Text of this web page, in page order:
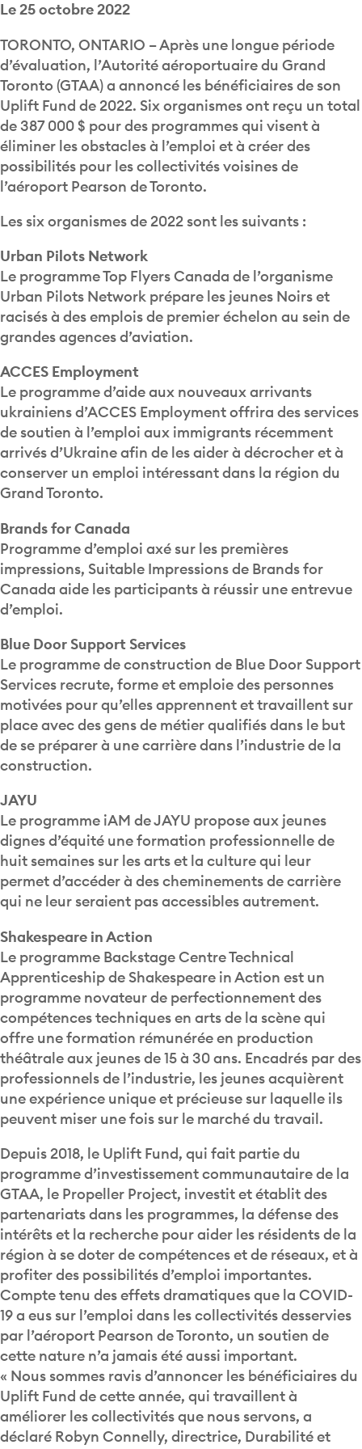
Le 25 octobre 2022
TORONTO, ONTARIO – Après une longue période
d’évaluation, l’Autorité aéroportuaire du Grand
Toronto (GTAA) a annoncé les bénéficiaires de son
Uplift Fund de 2022. Six organismes ont reçu un total
de 387 000 $ pour des programmes qui visent à
éliminer les obstacles à l’emploi et à créer des
possibilités pour les collectivités voisines de
l’aéroport Pearson de Toronto.
Les six organismes de 2022 sont les suivants :
Urban Pilots Network
Le programme Top Flyers Canada de l’organisme
Urban Pilots Network prépare les jeunes Noirs et
racisés à des emplois de premier échelon au sein de
grandes agences d’aviation.
ACCES Employment
Le programme d’aide aux nouveaux arrivants
ukrainiens d’ACCES Employment offrira des services
de soutien à l’emploi aux immigrants récemment
arrivés d’Ukraine afin de les aider à décrocher et à
conserver un emploi intéressant dans la région du
Grand Toronto.
Brands for Canada
Programme d’emploi axé sur les premières
impressions, Suitable Impressions de Brands for
Canada aide les participants à réussir une entrevue
d’emploi.
Blue Door Support Services
Le programme de construction de Blue Door Support
Services recrute, forme et emploie des personnes
motivées pour qu’elles apprennent et travaillent sur
place avec des gens de métier qualifiés dans le but
de se préparer à une carrière dans l’industrie de la
construction.
JAYU
Le programme iAM de JAYU propose aux jeunes
dignes d’équité une formation professionnelle de
huit semaines sur les arts et la culture qui leur
permet d’accéder à des cheminements de carrière
qui ne leur seraient pas accessibles autrement.
Shakespeare in Action
Le programme Backstage Centre Technical
Apprenticeship de Shakespeare in Action est un
programme novateur de perfectionnement des
compétences techniques en arts de la scène qui
offre une formation rémunérée en production
théâtrale aux jeunes de 15 à 30 ans. Encadrés par des
professionnels de l’industrie, les jeunes acquièrent
une expérience unique et précieuse sur laquelle ils
peuvent miser une fois sur le marché du travail.
Depuis 2018, le Uplift Fund, qui fait partie du
programme d’investissement communautaire de la
GTAA, le Propeller Project, investit et établit des
partenariats dans les programmes, la défense des
intérêts et la recherche pour aider les résidents de la
région à se doter de compétences et de réseaux, et à
profiter des possibilités d’emploi importantes.
Compte tenu des effets dramatiques que la COVID-
19 a eus sur l’emploi dans les collectivités desservies
par l’aéroport Pearson de Toronto, un soutien de
cette nature n’a jamais été aussi important.
« Nous sommes ravis d’annoncer les bénéficiaires du
Uplift Fund de cette année, qui travaillent à
améliorer les collectivités que nous servons, a
déclaré Robyn Connelly, directrice, Durabilité et